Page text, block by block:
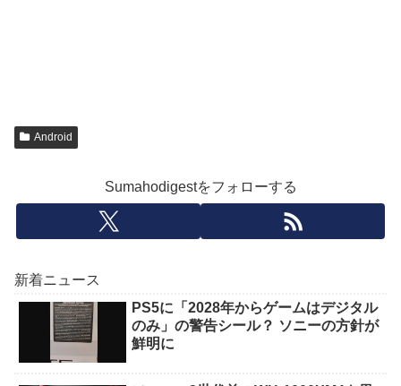
Android
Sumahodigestをフォローする
新着ニュース
PS5に「2028年からゲームはデジタル
のみ」の警告シール？ ソニーの方針が
鮮明に